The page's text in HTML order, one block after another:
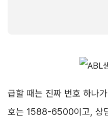
급할 때는 진짜 번호 하나
호는 1588-6500이고, 상